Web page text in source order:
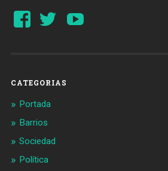
Ver
perfil
Ver
perfil
CATEGORIAS
Portada
Barrios
Sociedad
Política